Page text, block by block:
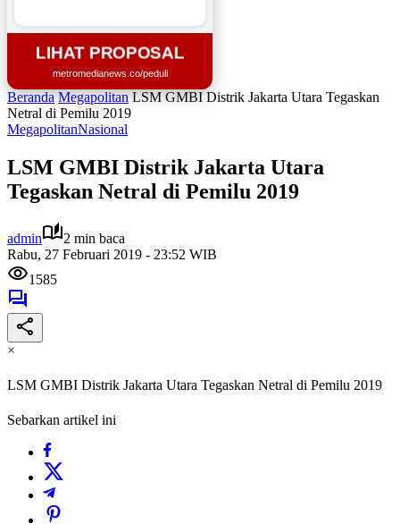
LIHAT PROPOSAL
metromedianews.co/peduli
Beranda Megapolitan LSM GMBI Distrik Jakarta Utara Tegaskan
Netral di Pemilu 2019
MegapolitanNasional
LSM GMBI Distrik Jakarta Utara
Tegaskan Netral di Pemilu 2019
admin
2 min baca
Rabu, 27 Februari 2019 - 23:52 WIB
1585
×
LSM GMBI Distrik Jakarta Utara Tegaskan Netral di Pemilu 2019
Sebarkan artikel ini